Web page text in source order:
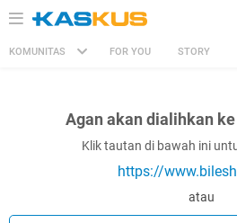
KOMUNITAS FOR YOU STORY
Agan akan dialihkan
Klik tautan di bawah ini
https://
atau